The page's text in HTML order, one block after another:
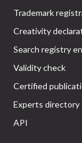
Trademark
Creativity
Search registry
Validity check
Certified
Experts directory
API